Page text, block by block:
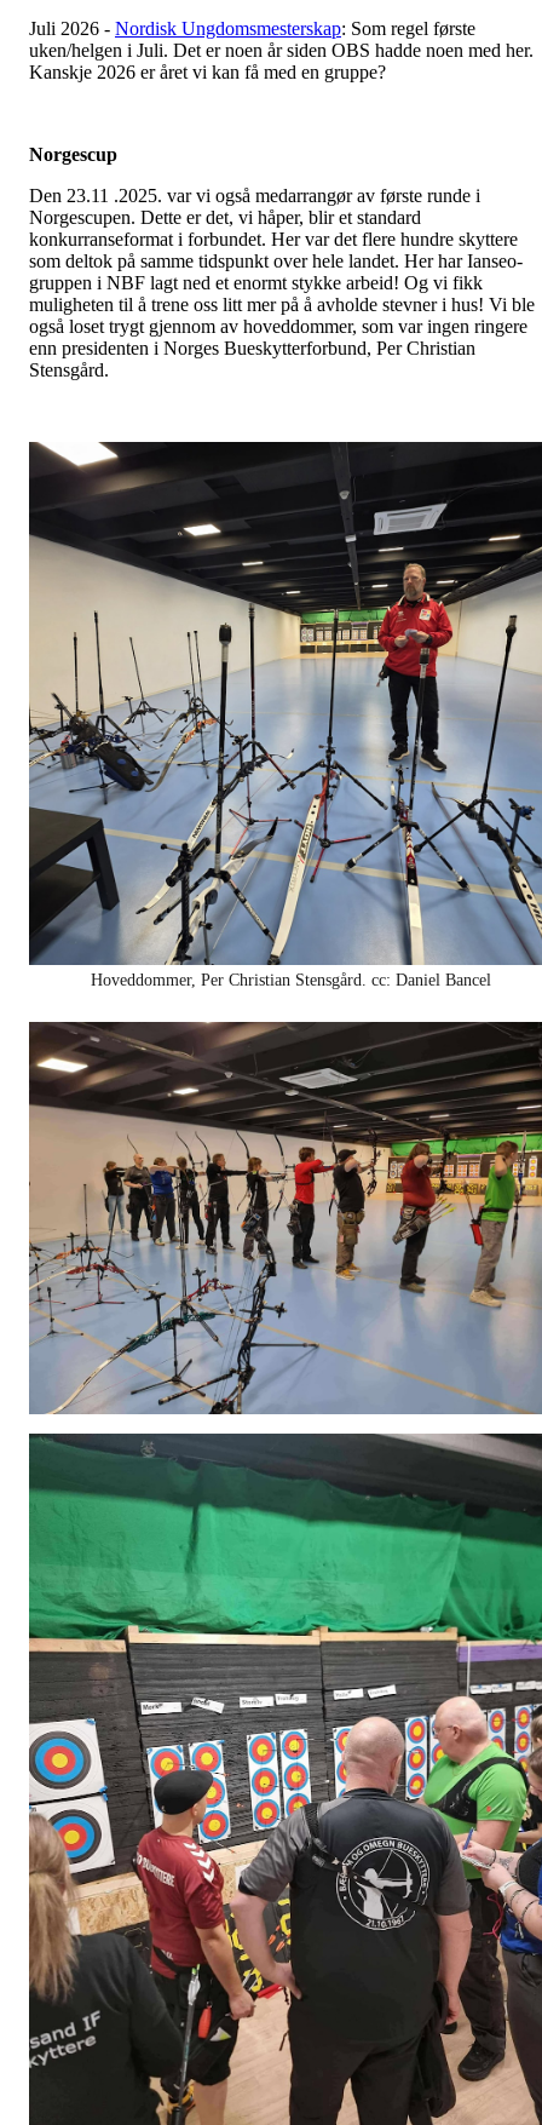
Juli 2026 - Nordisk Ungdomsmesterskap: Som regel første
uken/helgen i Juli. Det er noen år siden OBS hadde noen med her.
Kanskje 2026 er året vi kan få med en gruppe?
Norgescup
Den 23.11 .2025. var vi også medarrangør av første runde i
Norgescupen. Dette er det, vi håper, blir et standard
konkurranseformat i forbundet. Her var det flere hundre skyttere
som deltok på samme tidspunkt over hele landet. Her har Ianseo-
gruppen i NBF lagt ned et enormt stykke arbeid! Og vi fikk
muligheten til å trene oss litt mer på å avholde stevner i hus! Vi ble
også loset trygt gjennom av hoveddommer, som var ingen ringere
enn presidenten i Norges Bueskytterforbund, Per Christian
Stensgård.
Hoveddommer, Per Christian Stensgård. cc: Daniel Bancel